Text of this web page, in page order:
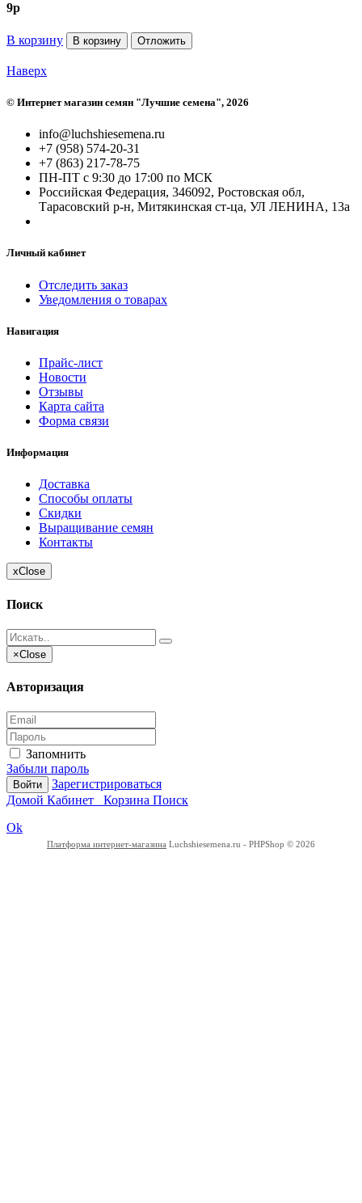
9p
В корзину В корзину Отложить
Наверх
© Интернет магазин семян "Лучшие семена", 2026
info@luchshiesemena.ru
+7 (958) 574-20-31
+7 (863) 217-78-75
ПН-ПТ с 9:30 до 17:00 по МСК
Российская Федерация, 346092, Ростовская обл,
Тарасовский р-н, Митякинская ст-ца, УЛ ЛЕНИНА, 13а
Личный кабинет
Отследить заказ
Уведомления о товарах
Навигация
Прайс-лист
Новости
Отзывы
Карта сайта
Форма связи
Информация
Доставка
Способы оплаты
Скидки
Выращивание семян
Контакты
xClose
Поиск
×Close
Авторизация
Запомнить
Забыли пароль
Войти
Зарегистрироваться
Домой Кабинет Корзина Поиск
Ok
Платформа интернет-магазина Luchshiesemena.ru - PHPShop © 2026